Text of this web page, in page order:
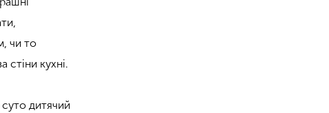
чи то
кухні.
дитячий